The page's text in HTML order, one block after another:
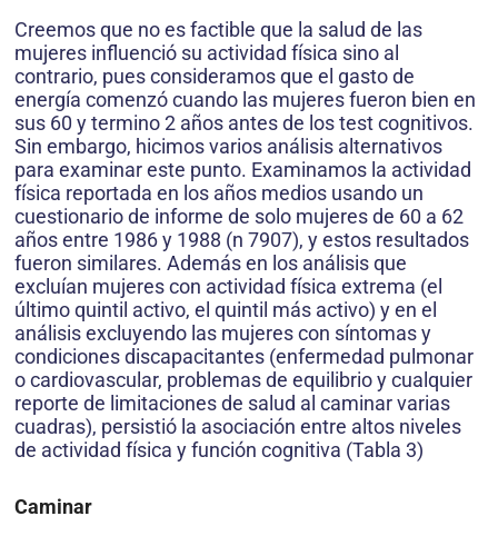
Creemos que no es factible que la salud de las
mujeres influenció su actividad física sino al
contrario, pues consideramos que el gasto de
energía comenzó cuando las mujeres fueron bien en
sus 60 y termino 2 años antes de los test cognitivos.
Sin embargo, hicimos varios análisis alternativos
para examinar este punto. Examinamos la actividad
física reportada en los años medios usando un
cuestionario de informe de solo mujeres de 60 a 62
años entre 1986 y 1988 (n 7907), y estos resultados
fueron similares. Además en los análisis que
excluían mujeres con actividad física extrema (el
último quintil activo, el quintil más activo) y en el
análisis excluyendo las mujeres con síntomas y
condiciones discapacitantes (enfermedad pulmonar
o cardiovascular, problemas de equilibrio y cualquier
reporte de limitaciones de salud al caminar varias
cuadras), persistió la asociación entre altos niveles
de actividad física y función cognitiva (Tabla 3)
Caminar